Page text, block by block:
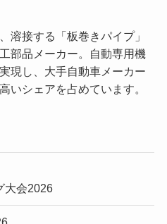
溶接する「板巻きパイプ」
部品メーカー。自動専用機
現し、大手自動車メーカー
いシェアを占めています。
大会2026